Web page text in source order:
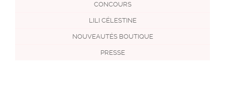
CONCOURS
LILI CÉLESTINE
NOUVEAUTÉS BOUTIQUE
PRESSE